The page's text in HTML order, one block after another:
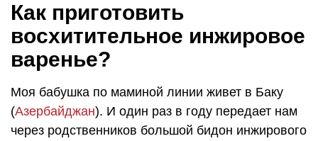
Как приготовить
восхитительное инжировое
варенье?
Моя бабушка по маминой линии живет в Баку
(Азербайджан). И один раз в году передает нам
через родственников большой бидон инжирового